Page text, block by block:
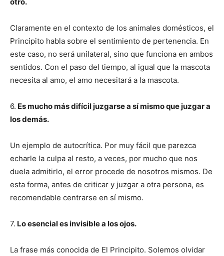
otro.
Claramente en el contexto de los animales domésticos, el
Principito habla sobre el sentimiento de pertenencia. En
este caso, no será unilateral, sino que funciona en ambos
sentidos. Con el paso del tiempo, al igual que la mascota
necesita al amo, el amo necesitará a la mascota.
6. Es mucho más difícil juzgarse a sí mismo que juzgar a
los demás.
Un ejemplo de autocrítica. Por muy fácil que parezca
echarle la culpa al resto, a veces, por mucho que nos
duela admitirlo, el error procede de nosotros mismos. De
esta forma, antes de criticar y juzgar a otra persona, es
recomendable centrarse en sí mismo.
7. Lo esencial es invisible a los ojos.
La frase más conocida de El Principito. Solemos olvidar